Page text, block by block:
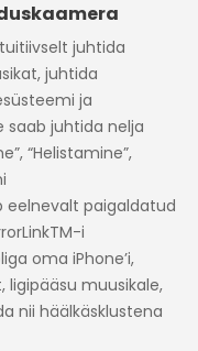
juhtida
juhtida
ja
saab juhtida nelja
“Helistamine”,
eelnevalt paigaldatud
i
oma iPhone’i,
ligipääsu muusikale,
nii häälkäsklustena